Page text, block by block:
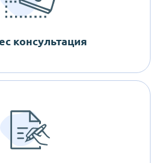
консультация